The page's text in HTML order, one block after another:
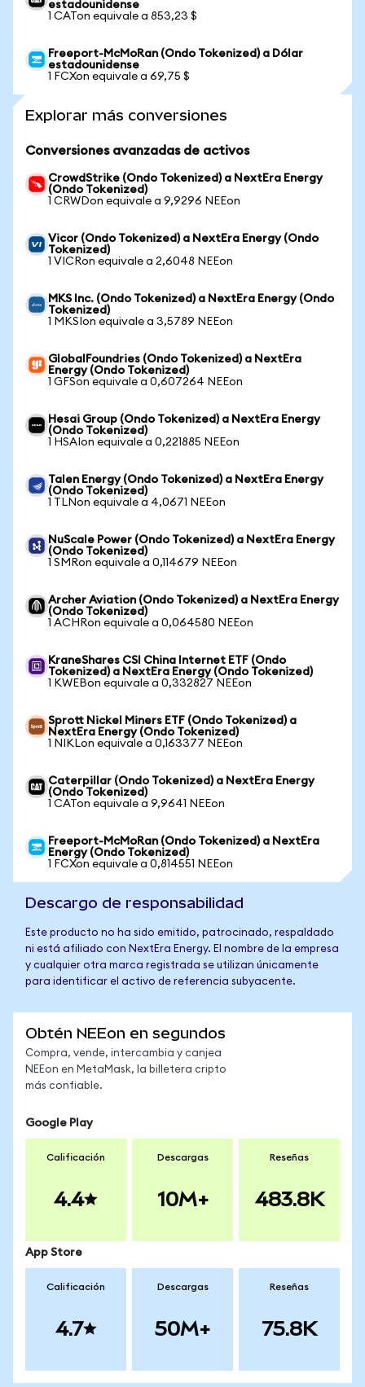
estadounidense
1 CATon equivale a 853,23 $
Freeport-McMoRan (Ondo Tokenized) a Dólar
estadounidense
1 FCXon equivale a 69,75 $
Explorar más conversiones
Conversiones avanzadas de activos
CrowdStrike (Ondo Tokenized) a NextEra Energy
(Ondo Tokenized)
1 CRWDon equivale a 9,9296 NEEon
Vicor (Ondo Tokenized) a NextEra Energy (Ondo
Tokenized)
1 VICRon equivale a 2,6048 NEEon
MKS Inc. (Ondo Tokenized) a NextEra Energy (Ondo
Tokenized)
1 MKSIon equivale a 3,5789 NEEon
GlobalFoundries (Ondo Tokenized) a NextEra
Energy (Ondo Tokenized)
1 GFSon equivale a 0,607264 NEEon
Hesai Group (Ondo Tokenized) a NextEra Energy
(Ondo Tokenized)
1 HSAIon equivale a 0,221885 NEEon
Talen Energy (Ondo Tokenized) a NextEra Energy
(Ondo Tokenized)
1 TLNon equivale a 4,0671 NEEon
NuScale Power (Ondo Tokenized) a NextEra Energy
(Ondo Tokenized)
1 SMRon equivale a 0,114679 NEEon
Archer Aviation (Ondo Tokenized) a NextEra Energy
(Ondo Tokenized)
1 ACHRon equivale a 0,064580 NEEon
KraneShares CSI China Internet ETF (Ondo
Tokenized) a NextEra Energy (Ondo Tokenized)
1 KWEBon equivale a 0,332827 NEEon
Sprott Nickel Miners ETF (Ondo Tokenized) a
NextEra Energy (Ondo Tokenized)
1 NIKLon equivale a 0,163377 NEEon
Caterpillar (Ondo Tokenized) a NextEra Energy
(Ondo Tokenized)
1 CATon equivale a 9,9641 NEEon
Freeport-McMoRan (Ondo Tokenized) a NextEra
Energy (Ondo Tokenized)
1 FCXon equivale a 0,814551 NEEon
Descargo de responsabilidad
Este producto no ha sido emitido, patrocinado, respaldado
ni está afiliado con NextEra Energy. El nombre de la empresa
y cualquier otra marca registrada se utilizan únicamente
para identificar el activo de referencia subyacente.
Obtén NEEon en segundos
Compra, vende, intercambia y canjea
NEEon en MetaMask, la billetera cripto
más confiable.
Google Play
Calificación
4.4
Descargas
10M+
Reseñas
483.8K
App Store
Calificación
4.7
Descargas
50M+
Reseñas
75.8K